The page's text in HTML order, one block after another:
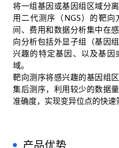
将一组基因或基因组区域分
用二代测序（NGS）的靶
间、费用和数据分析集中在
向分析包括外显子组（基因
兴趣的特定基因、以及基因
域。
靶向测序将感兴趣的基因组
集后测序，利用较少的数据
准确度，实现变异位点的快速
产品优势